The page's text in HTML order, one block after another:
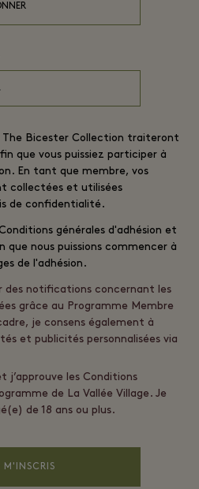
The Bicester Collection traiteront
que vous puissiez participer à
En tant que membre, vos
collectées et utilisées
de confidentialité .
générales d'adhésion et
nous puissions commencer à
de l'adhésion.
des notifications concernant les
grâce au Programme Membre
je consens également à
et publicités personnalisées via
j’approuve les Conditions
de La Vallée Village. Je
de 18 ans ou plus.
M'INSCRIS